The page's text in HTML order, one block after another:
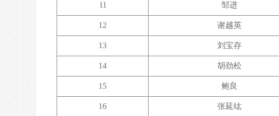
11 邹进
12 谢越英
13 刘宝存
14 胡劲松
15 鲍良
16 张延竑